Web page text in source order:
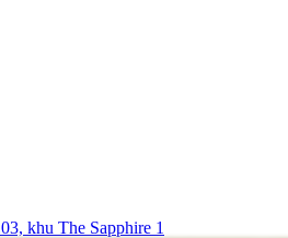
khu The Sapphire 1